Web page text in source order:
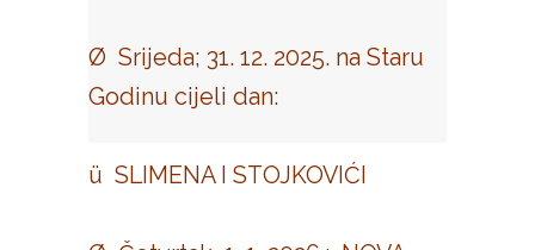
Ø Srijeda; 31. 12. 2025. na Staru
Godinu cijeli dan:
ü SLIMENA I STOJKOVIĆI